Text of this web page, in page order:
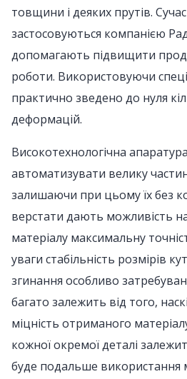
товщини і деяких прутів.
застосовуються компанією
допомагають підвищити
роботи. Використовуючи
практично зведено до нуля
деформацій.
Високотехнологічна
автоматизувати велику
залишаючи при цьому їх без
верстати дають можливість
матеріалу максимальну
уваги стабільність розмірів
згинання особливо
багато залежить від того,
міцність отриманого
кожної окремої деталі
буде подальше використання